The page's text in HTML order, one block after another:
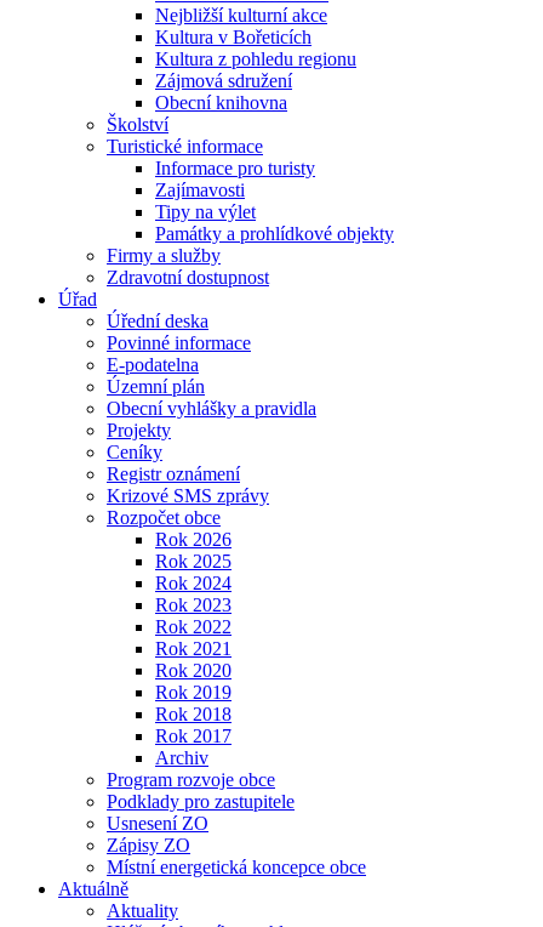
Nejbližší kulturní akce
Kultura v Bořeticích
Kultura z pohledu regionu
Zájmová sdružení
Obecní knihovna
Školství
Turistické informace
Informace pro turisty
Zajímavosti
Tipy na výlet
Památky a prohlídkové objekty
Firmy a služby
Zdravotní dostupnost
Úřad
Úřední deska
Povinné informace
E-podatelna
Územní plán
Obecní vyhlášky a pravidla
Projekty
Ceníky
Registr oznámení
Krizové SMS zprávy
Rozpočet obce
Rok 2026
Rok 2025
Rok 2024
Rok 2023
Rok 2022
Rok 2021
Rok 2020
Rok 2019
Rok 2018
Rok 2017
Archiv
Program rozvoje obce
Podklady pro zastupitele
Usnesení ZO
Zápisy ZO
Místní energetická koncepce obce
Aktuálně
Aktuality